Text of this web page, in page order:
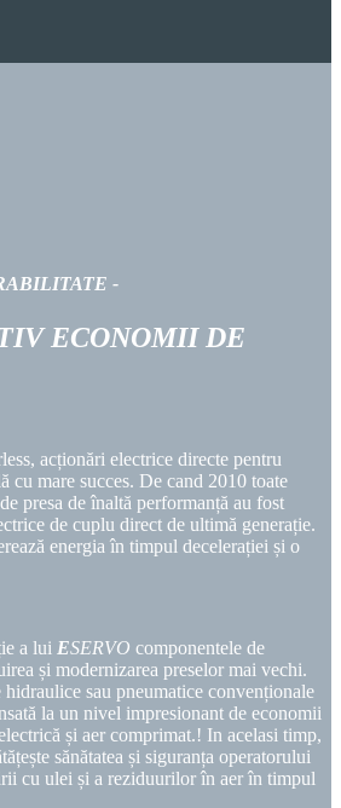
-
ECONOMII DE
acționări electrice directe pentru
cu mare succes. De cand 2010 toate
presa de înaltă performanță au fost
de cuplu direct de ultimă generație.
energia în timpul decelerației și o
a lui ESERVO componentele de
și modernizarea preselor mai vechi.
hidraulice sau pneumatice convenționale
la un nivel impresionant de economii
și aer comprimat.! In acelasi timp,
sănătatea și siguranța operatorului
cu ulei și a reziduurilor în aer în timpul